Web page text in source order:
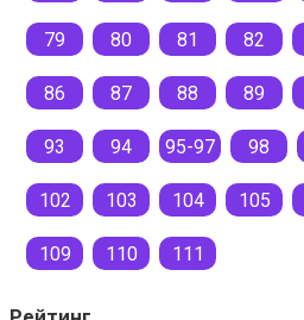
79 80 81 82
86 87 88 89
93 94 95-97 98
102 103 104 105
109 110 111